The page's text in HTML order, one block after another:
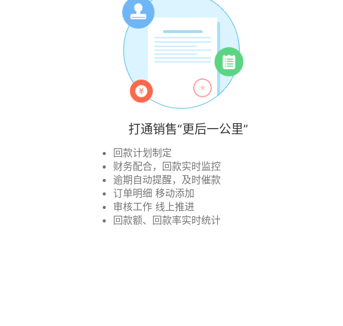
打通销售“更后一公里”
回款计划制定
财务配合，回款实时监控
逾期自动提醒，及时催款
订单明细 移动添加
审核工作 线上推进
回款额、回款率实时统计